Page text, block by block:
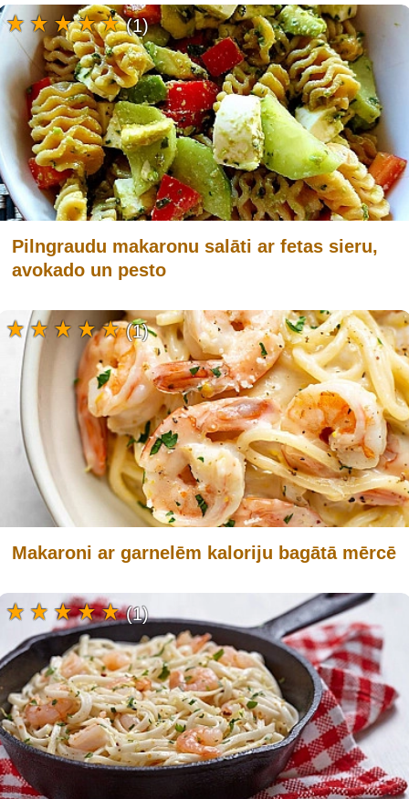
Pilngraudu makaronu salāti ar fetas sieru,
avokado un pesto
(1)
Makaroni ar garnelēm kaloriju bagātā mērcē
(1)
(1)